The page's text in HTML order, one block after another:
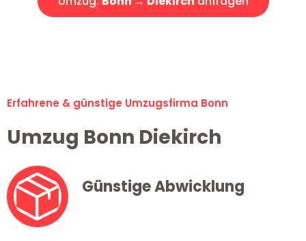
Erfahrene & günstige Umzugsfirma Bonn
Umzug Bonn Diekirch
Günstige Abwicklung